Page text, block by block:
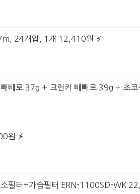
24개입, 1개 12,410원
빼로 37g + 크런키 빼빼로 39g + 초코
원
소필터+가습필터 ERN-1100SD-WK